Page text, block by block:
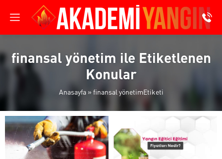
finansal yönetim ile Etiketlenen
Konular
Anasayfa» finansal yönetimEtiketi